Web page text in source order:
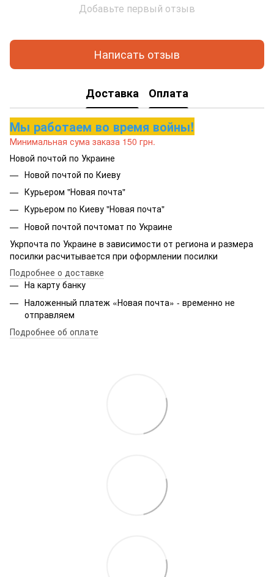
Добавьте первый отзыв
Написать отзыв
Доставка Оплата
Мы работаем во время войны!
Минимальная сума заказа 150 грн.
Новой почтой по Украине
Новой почтой по Киеву
Курьером "Новая почта"
Курьером по Киеву "Новая почта"
Новой почтой почтомат по Украине
Укрпочта по Украине в зависимости от региона и размера
посилки расчитывается при оформлении посилки
Подробнее о доставке
На карту банку
Наложенный платеж «Новая почта» - временно не
отправляем
Подробнее об оплате